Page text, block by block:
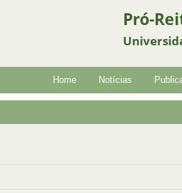
Pró-
Home Notícias